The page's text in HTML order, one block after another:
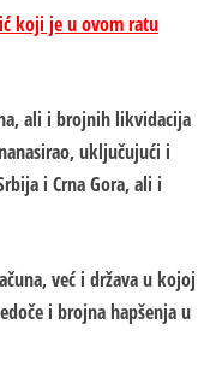
koji je u ovom ratu
ali i brojnih likvidacija
uključujući i
i Crna Gora, ali i
već i država u kojoj
i brojna hapšenja u